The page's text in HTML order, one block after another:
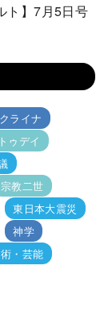
ト】7月5日号
ライナ
ゥデイ
宗教二世
東日本大震災
神学
・芸能